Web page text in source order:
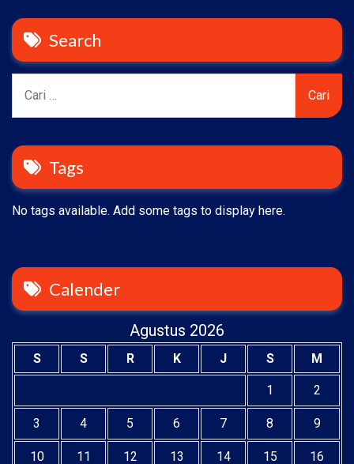
Search
untuk:
Tags
No tags available. Add some tags to display here.
Calender
Agustus 2026
S S R K J S M
1 2
3 4 5 6 7 8 9
10 11 12 13 14 15 16